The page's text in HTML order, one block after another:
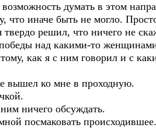
думать в этом
что иначе быть не могло.
решил, что ничего не
над какими-то
как я с ним говорил и с
вышел ко мне в проходную.
ничего обсуждать.
посмаковать